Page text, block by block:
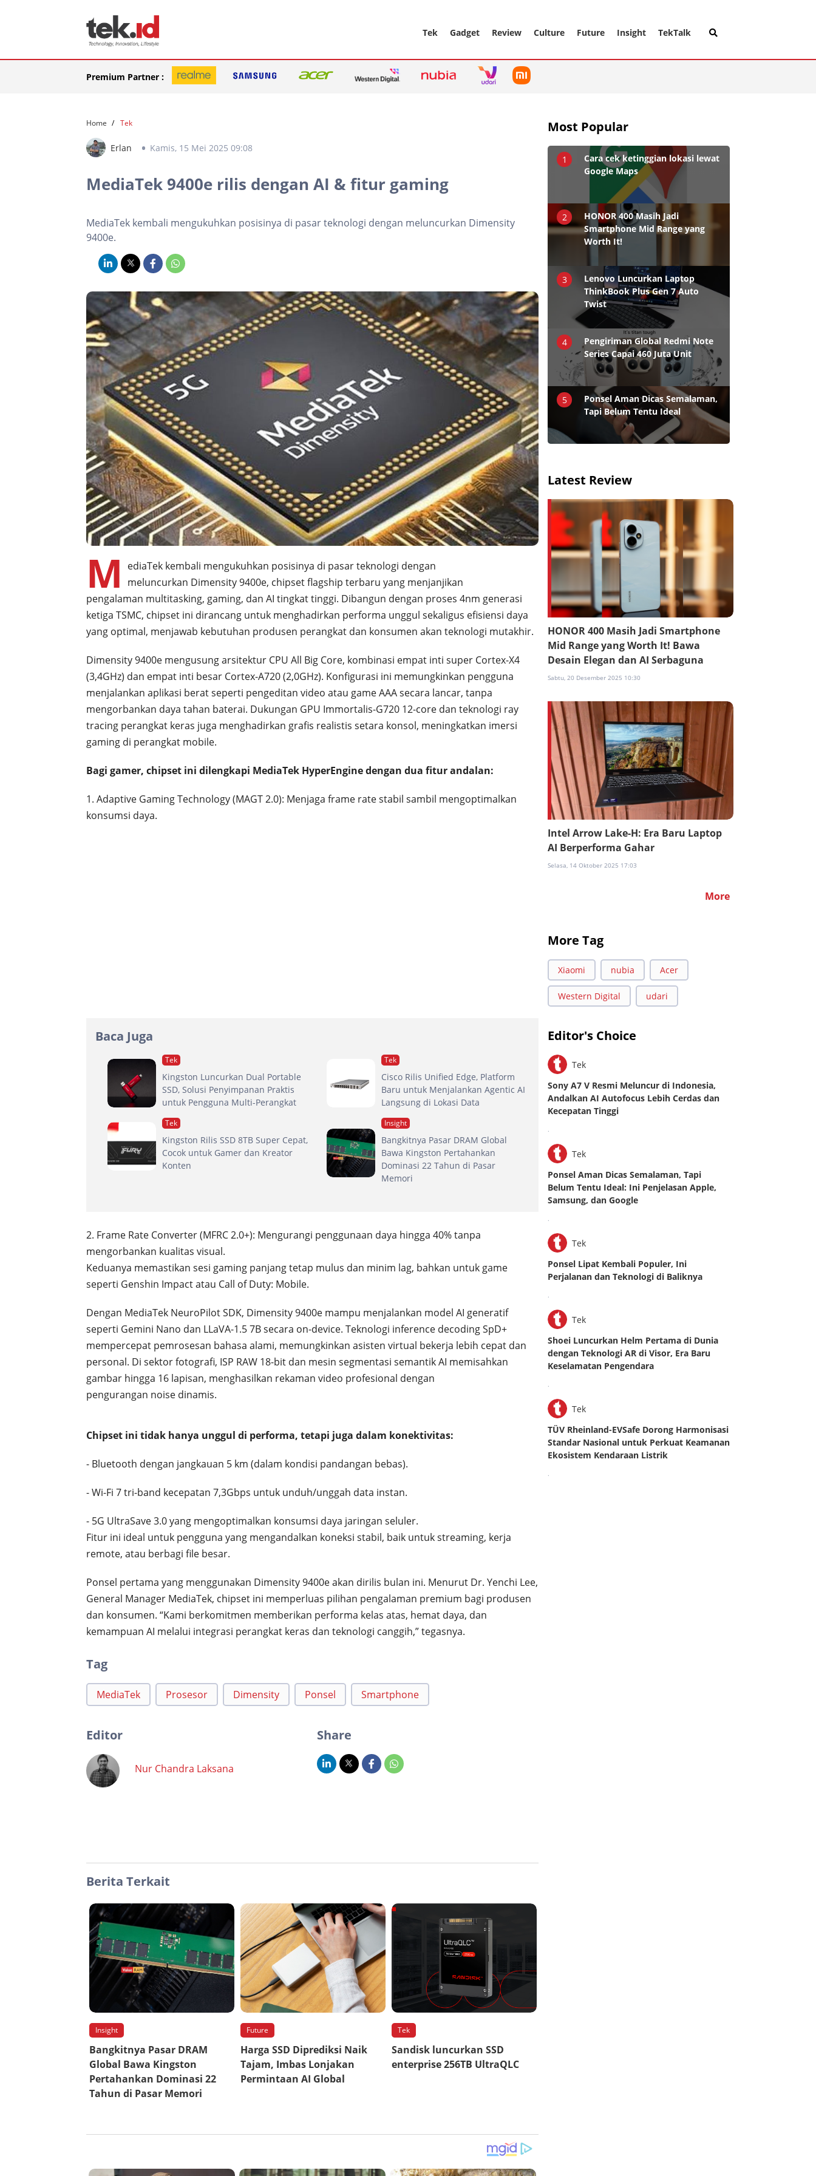
Tek Gadget Review Culture Future Insight TekTalk
Premium Partner :
Home Tek
Erlan Kamis, 15 Mei 2025 09:08
MediaTek 9400e rilis dengan AI & fitur gaming
MediaTek kembali mengukuhkan posisinya di pasar teknologi dengan meluncurkan Dimensity
9400e.
M
ediaTek kembali mengukuhkan posisinya di pasar teknologi dengan
meluncurkan Dimensity 9400e, chipset flagship terbaru yang menjanjikan
pengalaman multitasking, gaming, dan AI tingkat tinggi. Dibangun dengan proses 4nm generasi
ketiga TSMC, chipset ini dirancang untuk menghadirkan performa unggul sekaligus efisiensi daya
yang optimal, menjawab kebutuhan produsen perangkat dan konsumen akan teknologi mutakhir.
Dimensity 9400e mengusung arsitektur CPU All Big Core, kombinasi empat inti super Cortex-X4
(3,4GHz) dan empat inti besar Cortex-A720 (2,0GHz). Konfigurasi ini memungkinkan pengguna
menjalankan aplikasi berat seperti pengeditan video atau game AAA secara lancar, tanpa
mengorbankan daya tahan baterai. Dukungan GPU Immortalis-G720 12-core dan teknologi ray
tracing perangkat keras juga menghadirkan grafis realistis setara konsol, meningkatkan imersi
gaming di perangkat mobile.
Bagi gamer, chipset ini dilengkapi MediaTek HyperEngine dengan dua fitur andalan:
1. Adaptive Gaming Technology (MAGT 2.0): Menjaga frame rate stabil sambil mengoptimalkan
konsumsi daya.
Baca Juga
Tek
Kingston Luncurkan Dual Portable
SSD, Solusi Penyimpanan Praktis
untuk Pengguna Multi-Perangkat
Tek
Cisco Rilis Unified Edge, Platform
Baru untuk Menjalankan Agentic AI
Langsung di Lokasi Data
Tek
Kingston Rilis SSD 8TB Super Cepat,
Cocok untuk Gamer dan Kreator
Konten
Insight
Bangkitnya Pasar DRAM Global
Bawa Kingston Pertahankan
Dominasi 22 Tahun di Pasar
Memori
2. Frame Rate Converter (MFRC 2.0+): Mengurangi penggunaan daya hingga 40% tanpa
mengorbankan kualitas visual.
Keduanya memastikan sesi gaming panjang tetap mulus dan minim lag, bahkan untuk game
seperti Genshin Impact atau Call of Duty: Mobile.
Dengan MediaTek NeuroPilot SDK, Dimensity 9400e mampu menjalankan model AI generatif
seperti Gemini Nano dan LLaVA-1.5 7B secara on-device. Teknologi inference decoding SpD+
mempercepat pemrosesan bahasa alami, memungkinkan asisten virtual bekerja lebih cepat dan
personal. Di sektor fotografi, ISP RAW 18-bit dan mesin segmentasi semantik AI memisahkan
gambar hingga 16 lapisan, menghasilkan rekaman video profesional dengan
pengurangan noise dinamis.
Chipset ini tidak hanya unggul di performa, tetapi juga dalam konektivitas:
- Bluetooth dengan jangkauan 5 km (dalam kondisi pandangan bebas).
- Wi-Fi 7 tri-band kecepatan 7,3Gbps untuk unduh/unggah data instan.
- 5G UltraSave 3.0 yang mengoptimalkan konsumsi daya jaringan seluler.
Fitur ini ideal untuk pengguna yang mengandalkan koneksi stabil, baik untuk streaming, kerja
remote, atau berbagi file besar.
Ponsel pertama yang menggunakan Dimensity 9400e akan dirilis bulan ini. Menurut Dr. Yenchi Lee,
General Manager MediaTek, chipset ini memperluas pilihan pengalaman premium bagi produsen
dan konsumen. “Kami berkomitmen memberikan performa kelas atas, hemat daya, dan
kemampuan AI melalui integrasi perangkat keras dan teknologi canggih,” tegasnya.
Tag
MediaTek Prosesor Dimensity Ponsel Smartphone
Editor
Nur Chandra Laksana
Share
Berita Terkait
Insight
Bangkitnya Pasar DRAM
Global Bawa Kingston
Pertahankan Dominasi 22
Tahun di Pasar Memori
Future
Harga SSD Diprediksi Naik
Tajam, Imbas Lonjakan
Permintaan AI Global
Tek
Sandisk luncurkan SSD
enterprise 256TB UltraQLC
Most Popular
1
Cara cek ketinggian lokasi lewat
Google Maps
2
HONOR 400 Masih Jadi
Smartphone Mid Range yang
Worth It!
3
Lenovo Luncurkan Laptop
ThinkBook Plus Gen 7 Auto
Twist
4
Pengiriman Global Redmi Note
Series Capai 460 Juta Unit
5
Ponsel Aman Dicas Semalaman,
Tapi Belum Tentu Ideal
Latest Review
HONOR 400 Masih Jadi Smartphone
Mid Range yang Worth It! Bawa
Desain Elegan dan AI Serbaguna
Sabtu, 20 Desember 2025 10:30
Intel Arrow Lake-H: Era Baru Laptop
AI Berperforma Gahar
Selasa, 14 Oktober 2025 17:03
More
More Tag
Xiaomi nubia Acer
Western Digital udari
Editor's Choice
Tek
Sony A7 V Resmi Meluncur di Indonesia,
Andalkan AI Autofocus Lebih Cerdas dan
Kecepatan Tinggi
.
Tek
Ponsel Aman Dicas Semalaman, Tapi
Belum Tentu Ideal: Ini Penjelasan Apple,
Samsung, dan Google
.
Tek
Ponsel Lipat Kembali Populer, Ini
Perjalanan dan Teknologi di Baliknya
.
Tek
Shoei Luncurkan Helm Pertama di Dunia
dengan Teknologi AR di Visor, Era Baru
Keselamatan Pengendara
.
Tek
TÜV Rheinland-EVSafe Dorong Harmonisasi
Standar Nasional untuk Perkuat Keamanan
Ekosistem Kendaraan Listrik
.